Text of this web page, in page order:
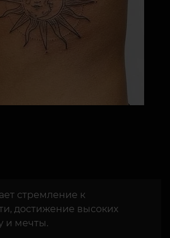
стремление к
достижение высоких
и мечты.